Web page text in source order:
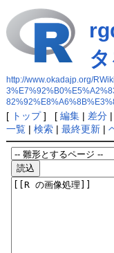
http://www.okadajp.org/
[ トップ] [ 編集| 差分|
一覧| 検索| 最終更新|